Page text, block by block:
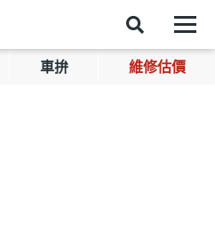
車拚 維修估價